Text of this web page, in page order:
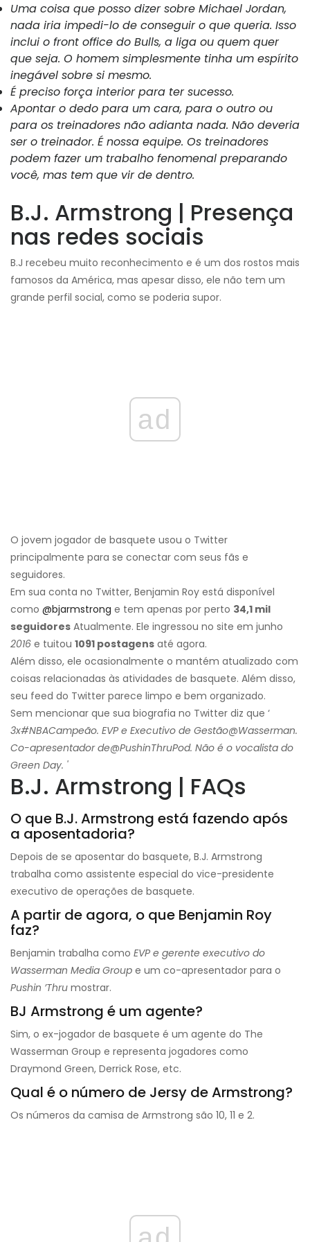
Uma coisa que posso dizer sobre Michael Jordan,
nada iria impedi-lo de conseguir o que queria. Isso
inclui o front office do Bulls, a liga ou quem quer
que seja. O homem simplesmente tinha um espírito
inegável sobre si mesmo.
É preciso força interior para ter sucesso.
Apontar o dedo para um cara, para o outro ou
para os treinadores não adianta nada. Não deveria
ser o treinador. É nossa equipe. Os treinadores
podem fazer um trabalho fenomenal preparando
você, mas tem que vir de dentro.
B.J. Armstrong | Presença
nas redes sociais
B.J recebeu muito reconhecimento e é um dos rostos mais
famosos da América, mas apesar disso, ele não tem um
grande perfil social, como se poderia supor.
ad
O jovem jogador de basquete usou o Twitter
principalmente para se conectar com seus fãs e
seguidores.
Em sua conta no Twitter, Benjamin Roy está disponível
como @bjarmstrong e tem apenas por perto 34,1 mil
seguidores Atualmente. Ele ingressou no site em junho
2016 e tuitou 1091 postagens até agora.
Além disso, ele ocasionalmente o mantém atualizado com
coisas relacionadas às atividades de basquete. Além disso,
seu feed do Twitter parece limpo e bem organizado.
Sem mencionar que sua biografia no Twitter diz que ‘
3x#NBACampeão. EVP e Executivo de Gestão@Wasserman.
Co-apresentador de@PushinThruPod. Não é o vocalista do
Green Day. '
B.J. Armstrong | FAQs
O que B.J. Armstrong está fazendo após
a aposentadoria?
Depois de se aposentar do basquete, B.J. Armstrong
trabalha como assistente especial do vice-presidente
executivo de operações de basquete.
A partir de agora, o que Benjamin Roy
faz?
Benjamin trabalha como EVP e gerente executivo do
Wasserman Media Group e um co-apresentador para o
Pushin ’Thru mostrar.
BJ Armstrong é um agente?
Sim, o ex-jogador de basquete é um agente do The
Wasserman Group e representa jogadores como
Draymond Green, Derrick Rose, etc.
Qual é o número de Jersy de Armstrong?
Os números da camisa de Armstrong são 10, 11 e 2.